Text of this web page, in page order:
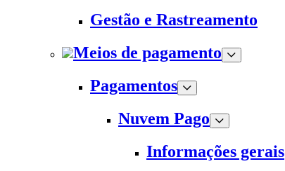
Gestão e Rastreamento
Meios de pagamento
Pagamentos
Nuvem Pago
Informações gerais